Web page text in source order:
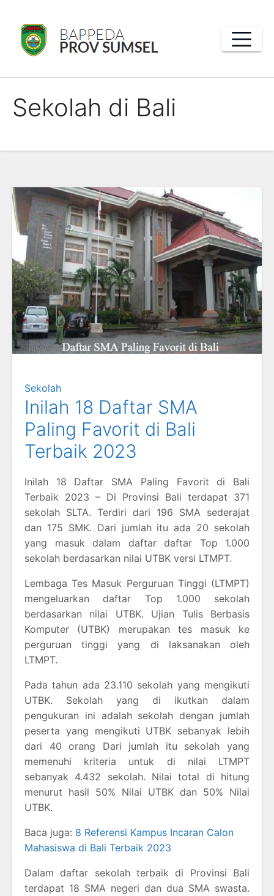
content
Sekolah di Bali
Sekolah
Inilah 18 Daftar SMA
Paling Favorit di Bali
Terbaik 2023
Inilah 18 Daftar SMA Paling Favorit di Bali
Terbaik 2023 – Di Provinsi Bali terdapat 371
sekolah SLTA. Terdiri dari 196 SMA sederajat
dan 175 SMK. Dari jumlah itu ada 20 sekolah
yang masuk dalam daftar daftar Top 1.000
sekolah berdasarkan nilai UTBK versi LTMPT.
Lembaga Tes Masuk Perguruan Tinggi (LTMPT)
mengeluarkan daftar Top 1.000 sekolah
berdasarkan nilai UTBK. Ujian Tulis Berbasis
Komputer (UTBK) merupakan tes masuk ke
perguruan tinggi yang di laksanakan oleh
LTMPT.
Pada tahun ada 23.110 sekolah yang mengikuti
UTBK. Sekolah yang di ikutkan dalam
pengukuran ini adalah sekolah dengan jumlah
peserta yang mengikuti UTBK sebanyak lebih
dari 40 orang Dari jumlah itu sekolah yang
memenuhi kriteria untuk di nilai LTMPT
sebanyak 4.432 sekolah. Nilai total di hitung
menurut hasil 50% Nilai UTBK dan 50% Nilai
UTBK.
Baca juga: 8 Referensi Kampus Incaran Calon
Mahasiswa di Bali Terbaik 2023
Dalam daftar sekolah terbaik di Provinsi Bali
terdapat 18 SMA negeri dan dua SMA swasta.